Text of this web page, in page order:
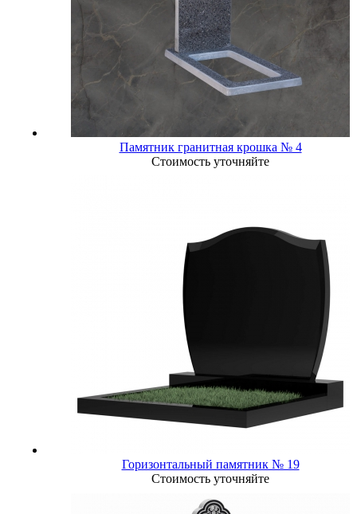
Памятник гранитная крошка № 4
Стоимость уточняйте
Горизонтальный памятник № 19
Стоимость уточняйте